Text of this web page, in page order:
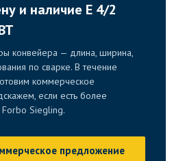
и наличие E 4/2
конвейера — длина, ширина,
по сварке. В течение
коммерческое
если есть более
Siegling.
предложение